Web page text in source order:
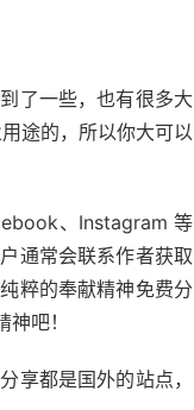
了一些，也有很多大
途的，所以你大可以
、Instagram 等
通常会联系作者获取
粹的奉献精神免费分
吧！
享都是国外的站点，